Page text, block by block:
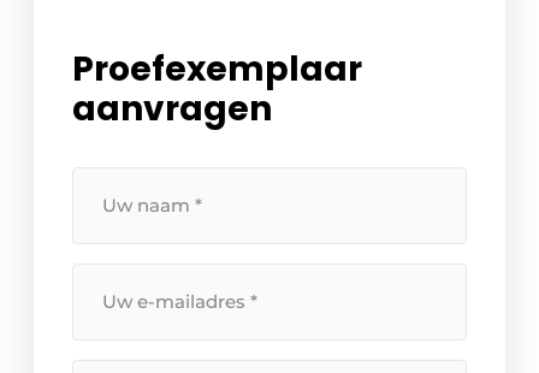
Proefexemplaar
aanvragen
naam
*
mailadres